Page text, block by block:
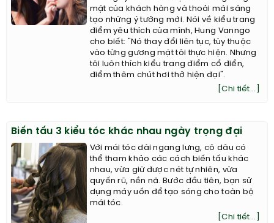
mặt của khách hàng và thoải mái sáng
tạo những ý tưởng mới. Nói về kiểu trang
điểm yêu thích của mình, Hung Vanngo
cho biết: "Nó thay đổi liên tục, tùy thuộc
vào từng gương mặt tôi thực hiện. Nhưng
tôi luôn thích kiểu trang điểm cổ điển,
điểm thêm chút hơi thở hiện đại".
[Chi tiết...]
Biến tấu 3 kiểu tóc khác nhau ngày trọng đại
Với mái tóc dài ngang lưng, cô dâu có
thể tham khảo các cách biến tấu khác
nhau, vừa giữ được nét tự nhiên, vừa
quyến rũ, nền nã. Bước đầu tiên, bạn sử
dụng máy uốn để tạo sóng cho toàn bộ
mái tóc.
[Chi tiết...]